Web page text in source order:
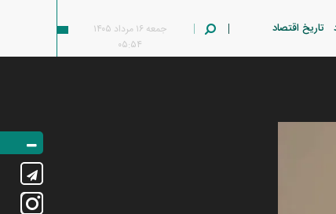
تاریخ اقتصاد
جمعه ۱۶ مرداد ۱۴۰۵
۰۵:۵۴